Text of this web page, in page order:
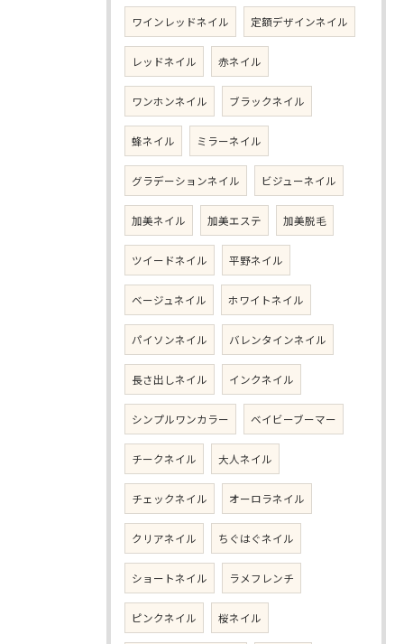
ワインレッドネイル 定額デザインネイル
レッドネイル 赤ネイル
ワンホンネイル ブラックネイル
蜂ネイル ミラーネイル
グラデーションネイル ビジューネイル
加美ネイル 加美エステ 加美脱毛
ツイードネイル 平野ネイル
ベージュネイル ホワイトネイル
パイソンネイル バレンタインネイル
長さ出しネイル インクネイル
シンプルワンカラー ベイビーブーマー
チークネイル 大人ネイル
チェックネイル オーロラネイル
クリアネイル ちぐはぐネイル
ショートネイル ラメフレンチ
ピンクネイル 桜ネイル